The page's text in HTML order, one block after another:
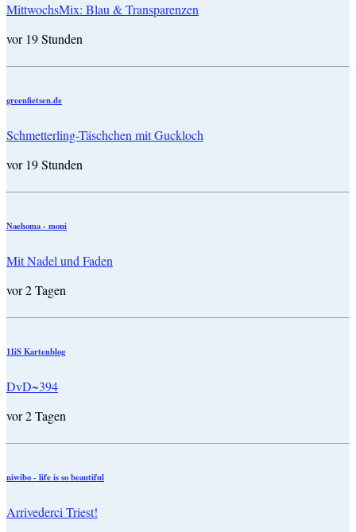
MittwochsMix: Blau & Transparenzen
vor 19 Stunden
greenfietsen.de
Schmetterling-Täschchen mit Guckloch
vor 19 Stunden
Naehoma - moni
Mit Nadel und Faden
vor 2 Tagen
11iS Kartenblog
DvD~394
vor 2 Tagen
niwibo - life is so beautiful
Arrivederci Triest!